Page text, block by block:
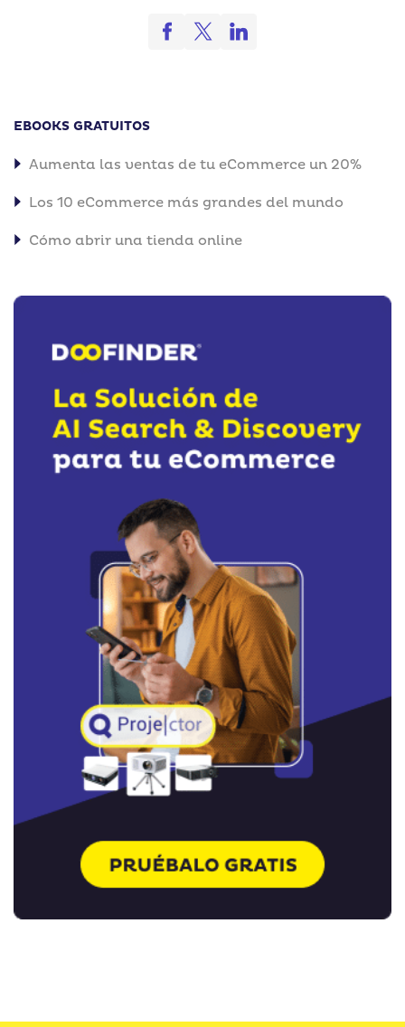
EBOOKS GRATUITOS
Aumenta las ventas de tu eCommerce un 20%
Los 10 eCommerce más grandes del mundo
Cómo abrir una tienda online